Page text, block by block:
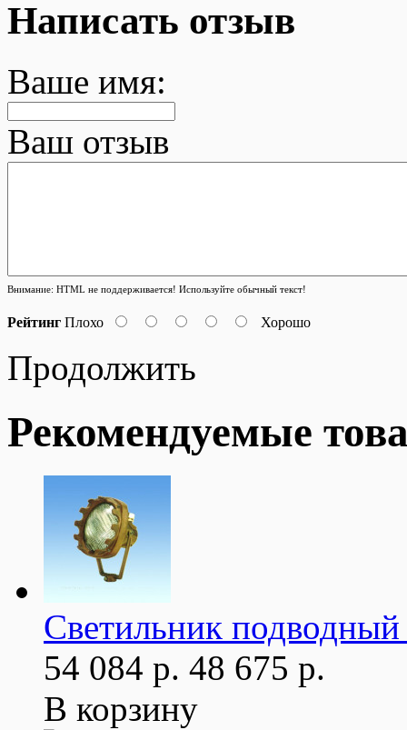
Написать отзыв
Ваше имя:
Ваш отзыв
Внимание: HTML не поддерживается! Используйте обычный текст!
Рейтинг Плохо Хорошо
Продолжить
Рекомендуемые
Светильник
54 084 р. 48 675 р.
В корзину